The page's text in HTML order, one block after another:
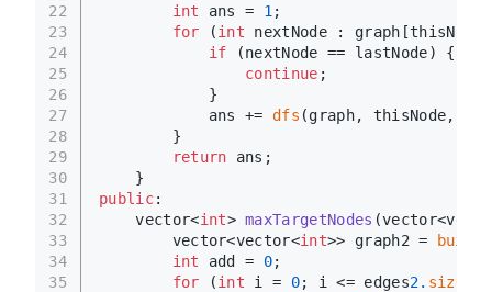
22
23
24
25
26
27
28
29
30
31
32
33
34
35
int ans = 1 ;
for (int nextNode :
if (nextNode == lastNode) {
continue ;
            }
            ans +=
dfs (graph, thisNode,
        }
return ans;
    }
public:
vector<int> maxTargetNodes
        vector<vector<
int>> graph2 =
int add = 0;
for (int i = 0; i <= edges2. size